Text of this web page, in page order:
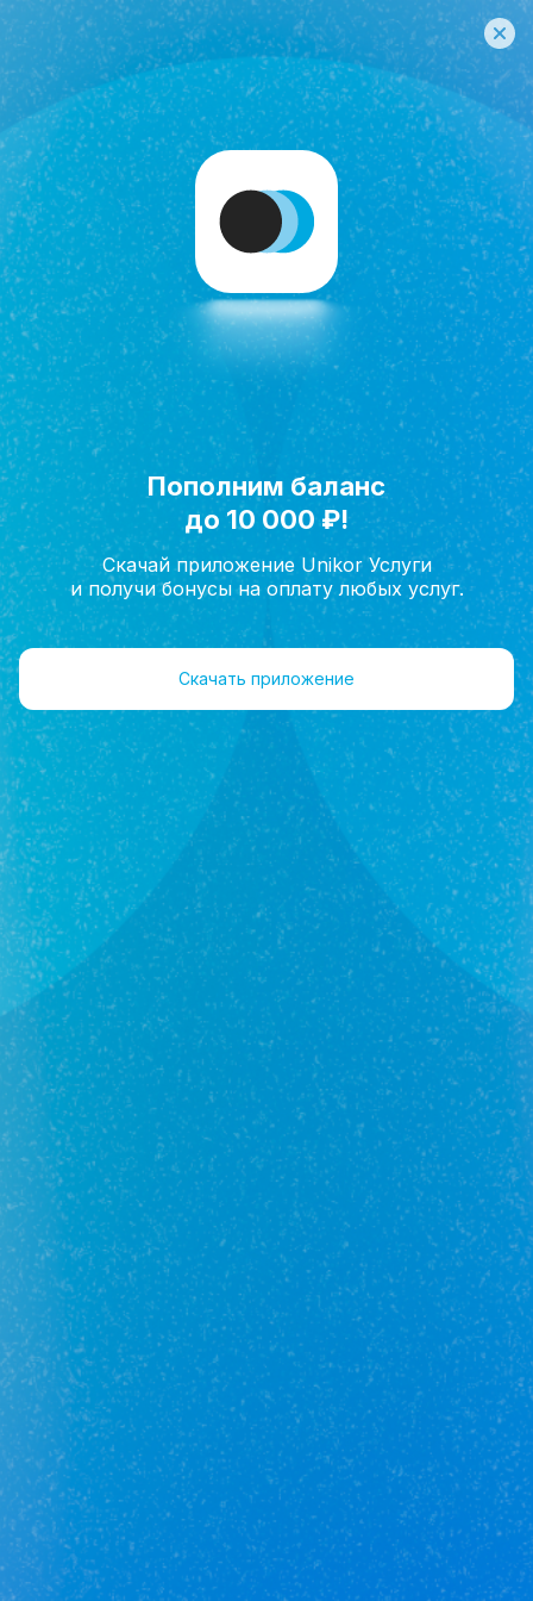
Исполнить мечту!
Главная
Умурзакова
Лилия Фардатовна
Исполнительный директор
+7(962)547-70-20
Отзывы 0
Оставить отзыв
Отзывы о сотруднике пока
отсутствуют :(
Добавьте первый отзыв.
Юникор Услуги
Получай кешбэк от 5 000 рублей
Скачивай приложение на свой смартфон
Юникор Агент
Приложение для агентов Unikor
Пополним баланс
до 10 000 ₽!
Скачай приложение Unikor Услуги
и получи бонусы на оплату любых услуг.
Скачать приложение